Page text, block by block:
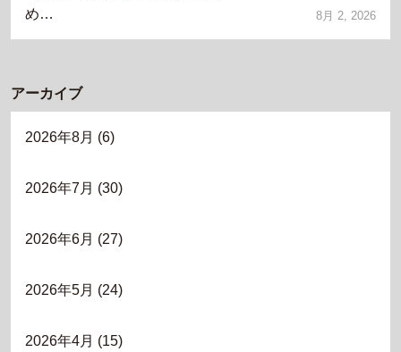
め…
8月 2, 2026
アーカイブ
2026年8月 (6)
2026年7月 (30)
2026年6月 (27)
2026年5月 (24)
2026年4月 (15)